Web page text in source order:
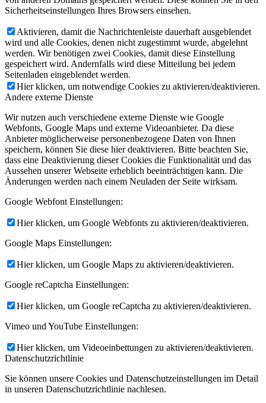
Sicherheitseinstellungen Ihres Browsers einsehen.
Aktivieren, damit die Nachrichtenleiste dauerhaft ausgeblendet
wird und alle Cookies, denen nicht zugestimmt wurde, abgelehnt
werden. Wir benötigen zwei Cookies, damit diese Einstellung
gespeichert wird. Andernfalls wird diese Mitteilung bei jedem
Seitenladen eingeblendet werden.
Hier klicken, um notwendige Cookies zu aktivieren/deaktivieren.
Andere externe Dienste
Wir nutzen auch verschiedene externe Dienste wie Google
Webfonts, Google Maps und externe Videoanbieter. Da diese
Anbieter möglicherweise personenbezogene Daten von Ihnen
speichern, können Sie diese hier deaktivieren. Bitte beachten Sie,
dass eine Deaktivierung dieser Cookies die Funktionalität und das
Aussehen unserer Webseite erheblich beeinträchtigen kann. Die
Änderungen werden nach einem Neuladen der Seite wirksam.
Google Webfont Einstellungen:
Hier klicken, um Google Webfonts zu aktivieren/deaktivieren.
Google Maps Einstellungen:
Hier klicken, um Google Maps zu aktivieren/deaktivieren.
Google reCaptcha Einstellungen:
Hier klicken, um Google reCaptcha zu aktivieren/deaktivieren.
Vimeo und YouTube Einstellungen:
Hier klicken, um Videoeinbettungen zu aktivieren/deaktivieren.
Datenschutzrichtlinie
Sie können unsere Cookies und Datenschutzeinstellungen im Detail
in unseren Datenschutzrichtlinie nachlesen.